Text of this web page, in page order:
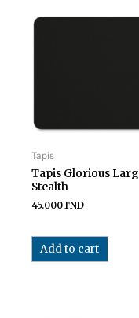
Tapis
Tapis Glorious
Stealth
45.000TND
Add to cart